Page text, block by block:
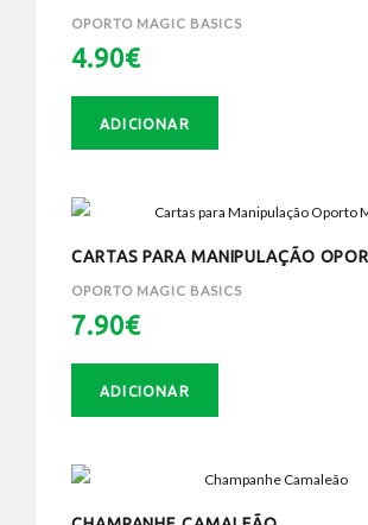
OPORTO MAGIC BASICS
4.90€
ADICIONAR
CARTAS PARA MANIPULAÇÃO
OPORTO MAGIC BASICS
7.90€
ADICIONAR